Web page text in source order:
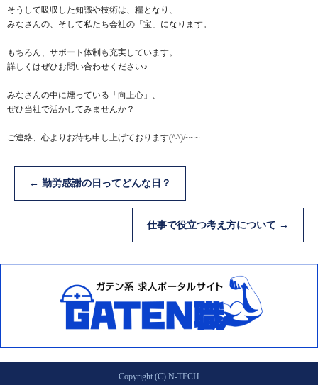
そうして吸収した知識や技術は、糧となり、
みなさんの、そして私たち会社の「宝」になります。
もちろん、サポート体制も充実しています。
詳しくはぜひお問い合わせください♪
みなさんの中に燻っている「向上心」、
ぜひ当社で活かしてみませんか？
ご連絡、心よりお待ち申し上げております(^^)/~~~
← 勤労感謝の日ってどんな日？
仕事で役立つ考え方について →
Copyright (C) N-TECH